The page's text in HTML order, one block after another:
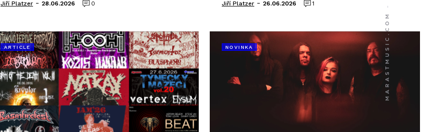
Jiří Platzer - 28.06.2026 0 Jiří Platzer - 26.06.2026 1
ARTICLE NOVINKA